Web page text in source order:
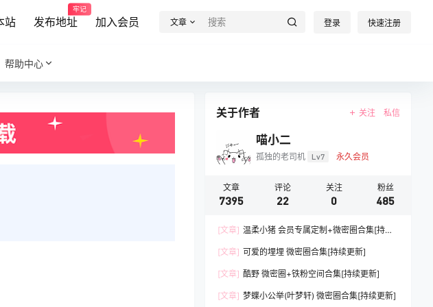
站 发布地址
牢记
加入会员 文章 登录 快速注册
帮助中心
关于作者 关注 私信
喵小二
孤独的老司机 Lv7 永久会员
文章
7395
评论
22
关注
0
粉丝
485
[文章] 温柔小猪 会员专属定制+微密圈合集[持续
[文章] 可爱的埋埋 微密圈合集[持续更新]
[文章] 酷野 微密圈+铁粉空间合集[持续更新]
[文章] 梦蝶小公举(叶梦轩) 微密圈合集[持续更新]